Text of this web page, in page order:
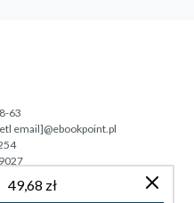
49,68 zł
63
email]@ebookpoint.pl